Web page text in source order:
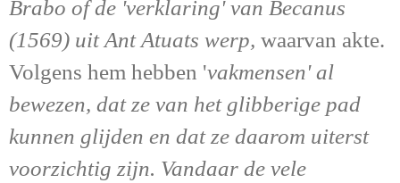
Brabo of de 'verklaring' van Becanus
(1569) uit Ant Atuats werp, waarvan akte.
Volgens hem hebben 'vakmensen' al
bewezen, dat ze van het glibberige pad
kunnen glijden en dat ze daarom uiterst
voorzichtig zijn. Vandaar de vele